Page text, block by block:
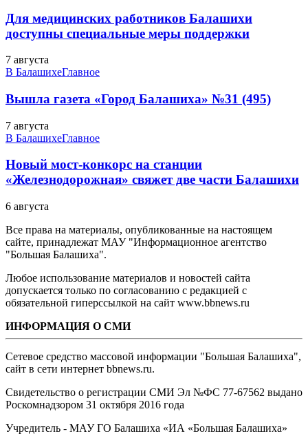
Для медицинских работников Балашихи
доступны специальные меры поддержки
7 августа
В БалашихеГлавное
Вышла газета «Город Балашиха» №31 (495)
7 августа
В БалашихеГлавное
Новый мост-конкорс на станции
«Железнодорожная» свяжет две части Балашихи
6 августа
Все права на материалы, опубликованные на настоящем
сайте, принадлежат МАУ "Информационное агентство
"Большая Балашиха".
Любое использование материалов и новостей сайта
допускается только по согласованию с редакцией с
обязательной гиперссылкой на сайт www.bbnews.ru
ИНФОРМАЦИЯ О СМИ
Сетевое средство массовой информации "Большая Балашиха",
сайт в сети интернет bbnews.ru.
Свидетельство о регистрации СМИ Эл №ФС ‎77-67562 выдано
Роскомнадзором 31 октября 2016 года
Учредитель - МАУ ГО Балашиха «ИА «Большая Балашиха»